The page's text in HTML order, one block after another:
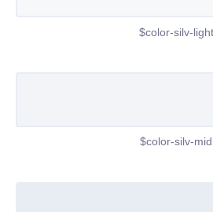
$color-silv-light
$color-silv-mid